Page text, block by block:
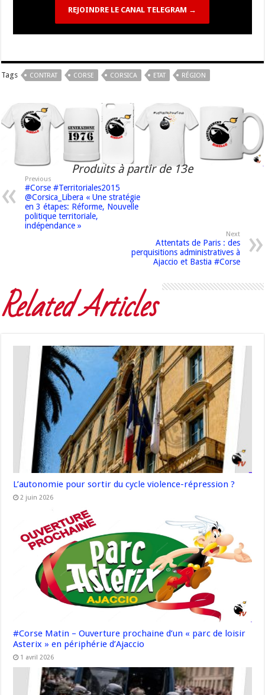
REJOINDRE LE CANAL TELEGRAM →
Tags CONTRAT CORSE CORSICA ETAT RÉGION
Produits à partir de 13e
Previous
#Corse #Territoriales2015
@Corsica_Libera « Une stratégie
en 3 étapes: Réforme, Nouvelle
politique territoriale,
indépendance »
Next
Attentats de Paris : des
perquisitions administratives à
Ajaccio et Bastia #Corse
Related Articles
L’autonomie pour sortir du cycle violence-répression ?
2 juin 2026
#Corse Matin – Ouverture prochaine d’un « parc de loisir
Asterix » en périphérie d’Ajaccio
1 avril 2026